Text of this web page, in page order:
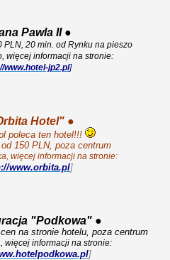
Pawla II ●
20 min. od Rynku na pieszo
więcej informacji na stronie:
www.hotel-jp2.pl]
Hotel" ●
poleca ten hotel!!!
150 PLN, poza centrum
więcej informacji na stronie:
www.orbita.pl]
"Podkowa" ●
na stronie hotelu, poza centrum
więcej informacji na stronie:
]